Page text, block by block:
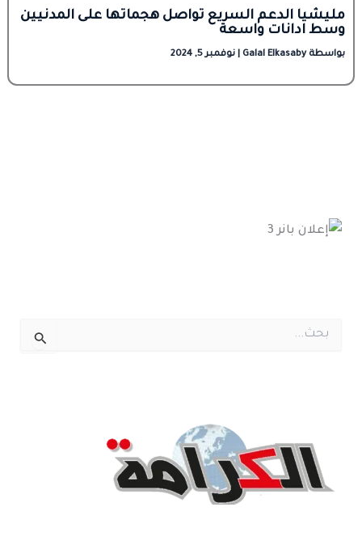
مليشيا الدعم السريع تواصل هجماتها على المدنيين
وسط ادانات واسعة
بواسطة Galal Elkasaby نوفمبر 5, 2024